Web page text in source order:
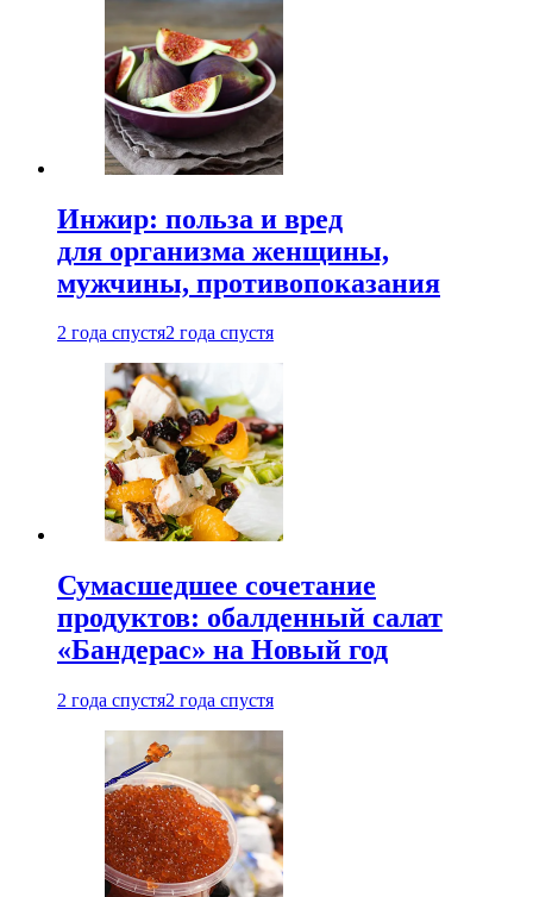
Инжир: польза и вред
для организма женщины,
мужчины, противопоказания
2 года спустя2 года спустя
Сумасшедшее сочетание
продуктов: обалденный салат
«Бандерас» на Новый год
2 года спустя2 года спустя